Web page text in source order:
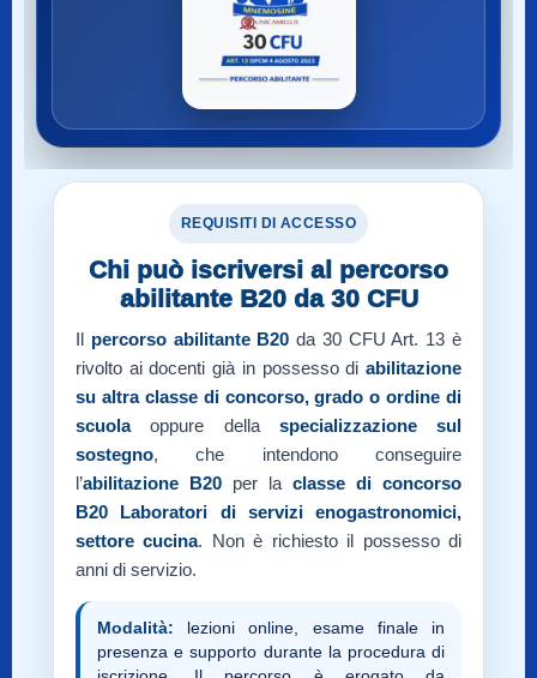
REQUISITI DI ACCESSO
Chi può iscriversi al percorso
abilitante B20 da 30 CFU
Il percorso abilitante B20 da 30 CFU Art. 13 è
rivolto ai docenti già in possesso di abilitazione
su altra classe di concorso, grado o ordine di
scuolaoppure della specializzazione sul
sostegno, che intendono conseguire
l’abilitazione B20 per la classe di concorso
B20
Laboratori di servizi enogastronomici,
settore cucina. Non è richiesto il possesso di
anni di servizio.
Modalità: lezioni online, esame finale in
presenza e supporto durante la procedura di